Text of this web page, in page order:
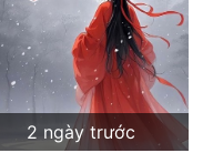
2 ngày trước